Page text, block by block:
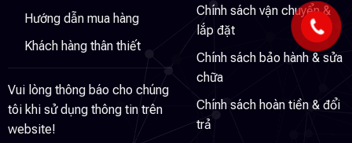
Hướng dẫn mua hàng
Khách hàng thân thiết
Vui lòng thông báo cho chúng
tôi khi sử dụng thông tin trên
website!
Chính sách vận chuyển &
lắp đặt
Chính sách bảo hành & sửa
chữa
Chính sách hoàn tiền & đổi
trả